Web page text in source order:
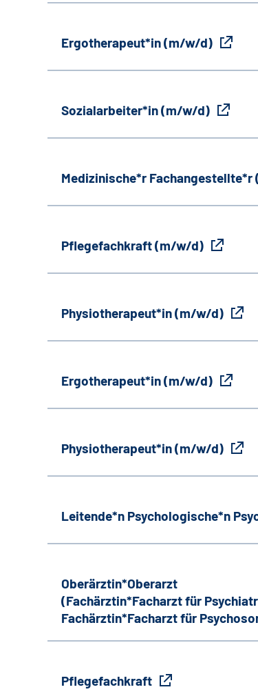
Ergotherapeut*in (m/w/d)
Sozialarbeiter*in (m/w/d)
Medizinische*r
Pflegefachkraft (m/w/d)
Physiotherapeut*in (m/w/d)
Ergotherapeut*in (m/w/d)
Physiotherapeut*in (m/w/d)
Leitende*n Psychologische*n
Oberärztin*Oberarzt
(Fachärztin*Facharzt für
Fachärztin*Facharzt für
Pflegefachkraft